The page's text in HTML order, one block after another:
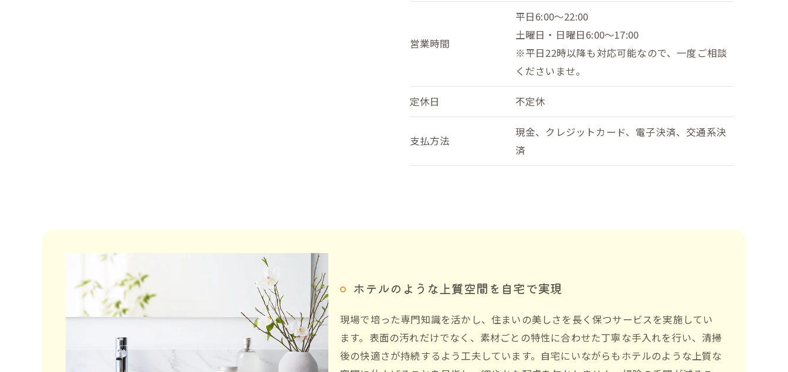
営業時間
平日6:00～22:00
土曜日・日曜日6:00～17:00
※平日22時以降も対応可能なので、一度ご相談
くださいませ。
定休日 不定休
支払方法
現金、クレジットカード、電子決済、交通系決
済
ホテルのような上質空間を自宅で実現
現場で培った専門知識を活かし、住まいの美しさを長く保つサービスを実施してい
ます。表面の汚れだけでなく、素材ごとの特性に合わせた丁寧な手入れを行い、清掃
後の快適さが持続するよう工夫しています。自宅にいながらもホテルのような上質な